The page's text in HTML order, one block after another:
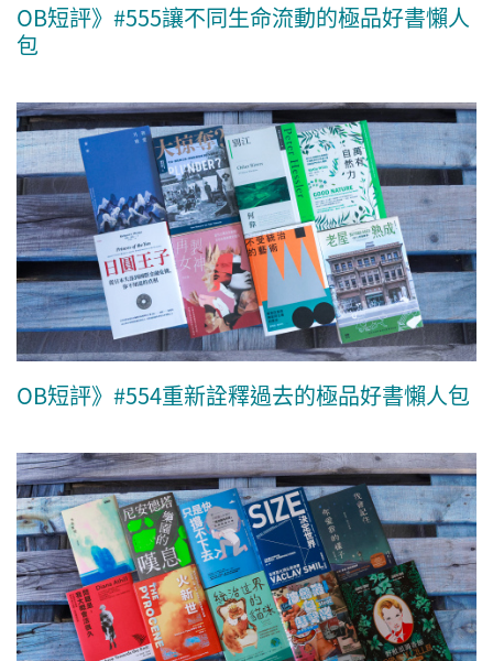
OB短評》#555讓不同生命流動的極品好書懶人
包
OB短評》#554重新詮釋過去的極品好書懶人包